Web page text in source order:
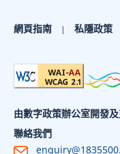
網頁指南 私隱政策
由數字政策辦公室開發
聯絡我們